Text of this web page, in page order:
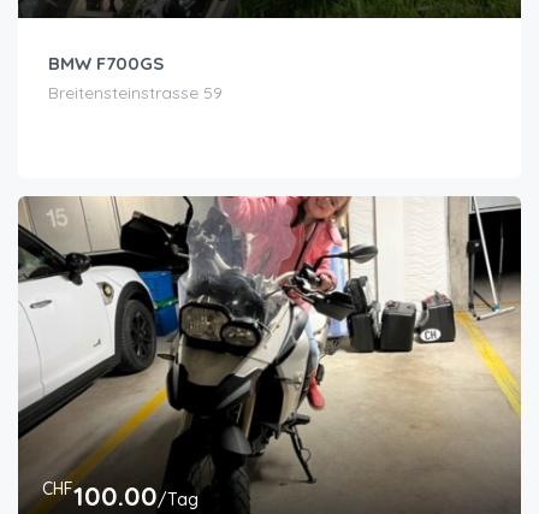
BMW F700GS
Breitensteinstrasse 59
CHF100.00/Tag